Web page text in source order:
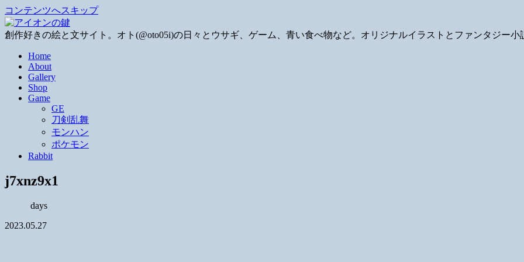
コンテンツへスキップ
創作好きの絵と文サイト。オト(@oto05i)の日々とウサギ、ゲーム、青い食べ物など。オリジナルイラストとファンタジー小
Home
About
Gallery
Shop
Game
GE
刀剣乱舞
モンハン
ポケモン
Rabbit
j7xnz9x1
days
2023.05.27